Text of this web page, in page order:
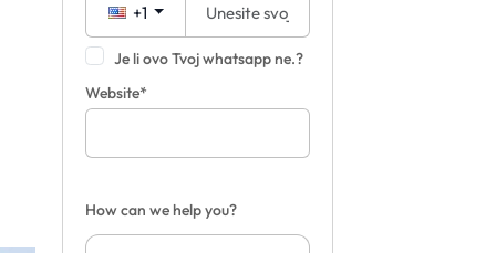
+1
Je li ovo Tvoj whatsapp ne.?
Website*
How can we help you?